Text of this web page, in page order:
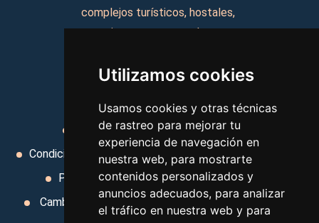
Utilizamos cookies
Usamos cookies y otras técnicas
de rastreo para mejorar tu
experiencia de navegación en
nuestra web, para mostrarte
contenidos personalizados y
anuncios adecuados, para analizar
el tráfico en nuestra web y para
complejos turísticos, hostales,
vacaciones, paquetes de
Aviso legal
Condiciones de uso
Condiciones Generales
Ley de Viajes Combinados
Política de privacidad
Uso de cookies
Cambiar preferencias de cookies
Area privada